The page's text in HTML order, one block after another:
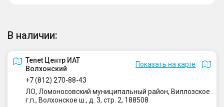
В наличии:
Tenet Центр ИАТ
Волхонский
Показать на карте
+7 (812) 270-88-43
ЛО, Ломоносовский муниципальный район, Виллозское
г.п., Волхонское ш., д. 3, стр. 2, 188508